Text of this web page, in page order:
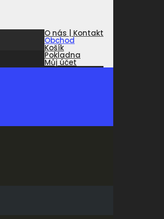
O nás | Kontakt
Obchod
Košík
Pokladna
Můj účet